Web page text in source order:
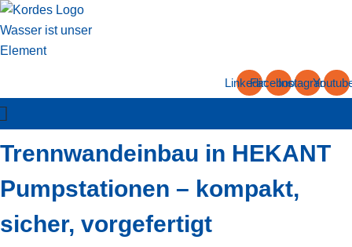
Zum
Inhalt
springen
LinkedinFacebookInstagram
Trennwandeinbau in HEKANT
Pumpstationen – kompakt,
sicher, vorgefertigt